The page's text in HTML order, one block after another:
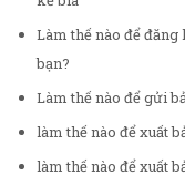
Làm thế nào để
bạn?
Làm thế nào để gửi
làm thế nào để xuất
làm thế nào để xuất